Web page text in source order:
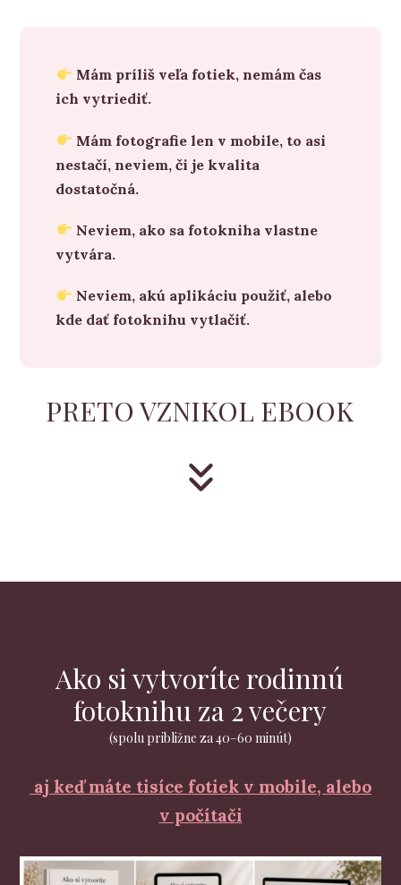
Mám príliš veľa fotiek, nemám čas
ich vytriediť.
Mám fotografie len v mobile, to asi
nestačí, neviem, či je kvalita
dostatočná.
Neviem, ako sa fotokniha vlastne
vytvára.
Neviem, akú aplikáciu použiť, alebo
kde dať fotoknihu vytlačiť.
PRETO VZNIKOL EBOOK
Ako si vytvoríte rodinnú
fotoknihu za 2 večery
(spolu približne za 40–60 minút)
aj keď máte tisíce fotiek v mobile, alebo
v počítači